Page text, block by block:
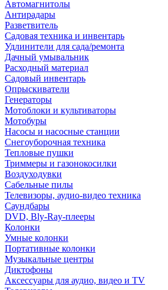
Автомагнитолы
Антирадары
Разветвитель
Садовая техника и инвентарь
Удлинители для сада/ремонта
Дачный умывальник
Расходный материал
Садовый инвентарь
Опрыскиватели
Генераторы
Мотоблоки и культиваторы
Мотобуры
Насосы и насосные станции
Снегоуборочная техника
Тепловые пушки
Триммеры и газонокосилки
Воздуходувки
Сабельные пилы
Телевизоры, аудио-видео техника
Саундбары
DVD, Bly-Ray-плееры
Колонки
Умные колонки
Портативные колонки
Музыкальные центры
Диктофоны
Аксессуары для аудио, видео и TV